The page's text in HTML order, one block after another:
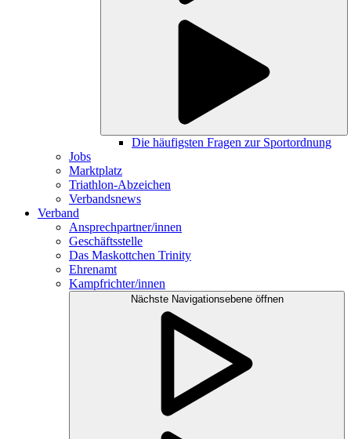
Die häufigsten Fragen zur Sportordnung
Jobs
Marktplatz
Triathlon-Abzeichen
Verbandsnews
Verband
Ansprechpartner/innen
Geschäftsstelle
Das Maskottchen Trinity
Ehrenamt
Kampfrichter/innen
Nächste Navigationsebene öffnen